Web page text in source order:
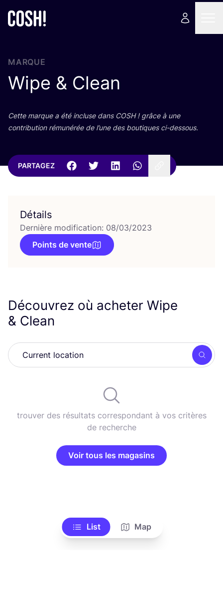
MARQUE
Wipe & Clean
Cette marque a été incluse dans COSH! grâce à une
contri­bu­tion rému­né­rée de l’une des bou­tiques ci-dessous.
PARTAGEZ
Détails
Dernière modification: 08/03/2023
Points de vente
Découvrez où acheter Wipe
& Clean
trouver des résultats correspondant à vos critères
de recherche
Voir tous les magasins
List Map